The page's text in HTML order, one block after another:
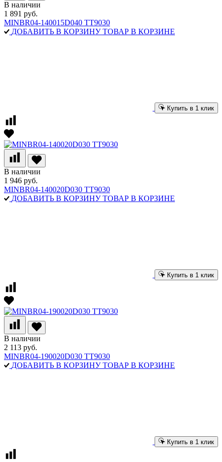
В наличии
1 891 руб.
MINBR04-140015D040 TT9030
ДОБАВИТЬ В КОРЗИНУ ТОВАР В КОРЗИНЕ
Купить в 1 клик
В наличии
1 946 руб.
MINBR04-140020D030 TT9030
ДОБАВИТЬ В КОРЗИНУ ТОВАР В КОРЗИНЕ
Купить в 1 клик
В наличии
2 113 руб.
MINBR04-190020D030 TT9030
ДОБАВИТЬ В КОРЗИНУ ТОВАР В КОРЗИНЕ
Купить в 1 клик